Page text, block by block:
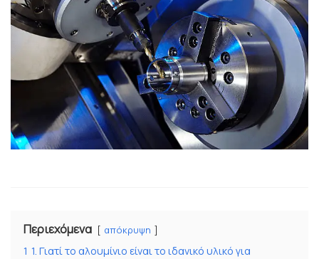
Περιεχόμενα απόκρυψη
1 1. Γιατί το αλουμίνιο είναι το ιδανικό υλικό για